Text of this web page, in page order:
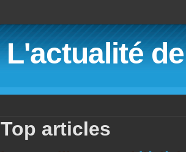
L'actualité
Top articles